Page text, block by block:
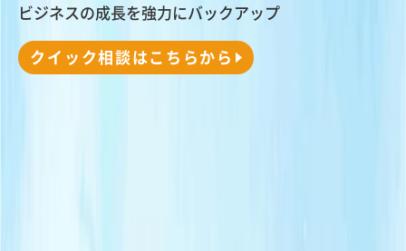
ビジネスの成長を強力にバックアップ
クイック相談はこちらから